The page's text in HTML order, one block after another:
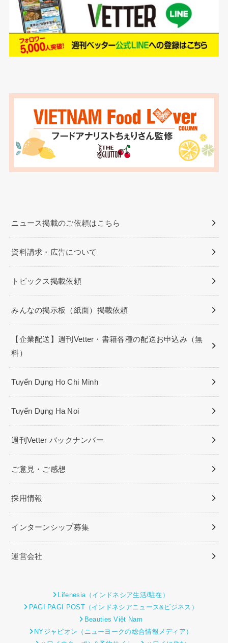
ニュース掲載のご依頼はこちら
資料請求・広告について
トピックス掲載依頼
みんなの掲示板（紙面）掲載依頼
【企業配送】週刊Vetter・書籍各種の配送お申込み（無
料）
Tuyển Dụng Ho Chi Minh
Tuyển Dụng Ha Noi
週刊Vetter バックナンバー
ご意見・ご感想
採用情報
インターンシップ募集
運営会社
Lifenesia（インドネシア生活/駐在）
PAGI PAGI POST（インドネシアニュース&ビジネス）
Beauties Việt Nam
NYジャピオン（ニューヨークの総合情報メディア）